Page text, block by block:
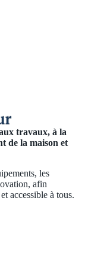
travaux, à la
de la maison et
les
afin
accessible à tous.